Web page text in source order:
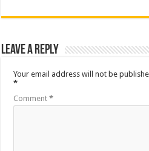
Leave a Reply
Your email address will not be
*
Comment*